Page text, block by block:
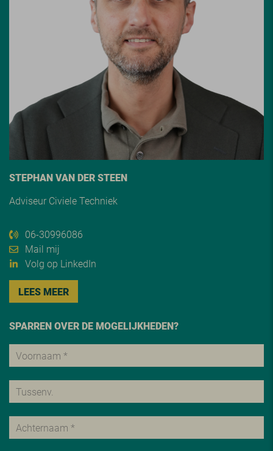
STEPHAN VAN DER STEEN
Adviseur Civiele Techniek
06-30996086
Mail mij
Volg op LinkedIn
LEES MEER
SPARREN OVER DE MOGELIJKHEDEN?